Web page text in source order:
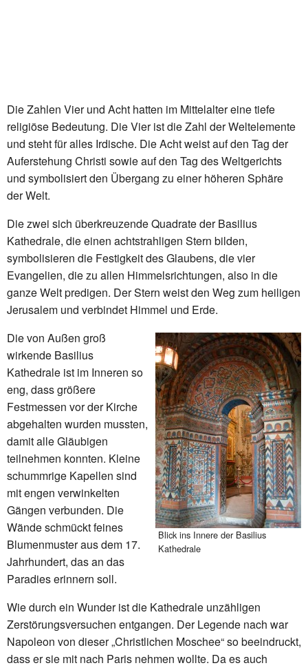
Die Zahlen Vier und Acht hatten im Mittelalter eine tiefe
religiöse Bedeutung. Die Vier ist die Zahl der Weltelemente
und steht für alles Irdische. Die Acht weist auf den Tag der
Auferstehung Christi sowie auf den Tag des Weltgerichts
und symbolisiert den Übergang zu einer höheren Sphäre
der Welt.
Die zwei sich überkreuzende Quadrate der Basilius
Kathedrale, die einen achtstrahligen Stern bilden,
symbolisieren die Festigkeit des Glaubens, die vier
Evangelien, die zu allen Himmelsrichtungen, also in die
ganze Welt predigen. Der Stern weist den Weg zum heiligen
Jerusalem und verbindet Himmel und Erde.
Blick ins Innere der Basilius
Kathedrale
Die von Außen groß
wirkende Basilius
Kathedrale ist im Inneren so
eng, dass größere
Festmessen vor der Kirche
abgehalten wurden mussten,
damit alle Gläubigen
teilnehmen konnten. Kleine
schummrige Kapellen sind
mit engen verwinkelten
Gängen verbunden. Die
Wände schmückt feines
Blumenmuster aus dem 17.
Jahrhundert, das an das
Paradies erinnern soll.
Wie durch ein Wunder ist die Kathedrale unzähligen
Zerstörungsversuchen entgangen. Der Legende nach war
Napoleon von dieser „Christlichen Moschee“ so beeindruckt,
dass er sie mit nach Paris nehmen wollte. Da es auch